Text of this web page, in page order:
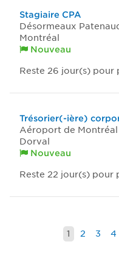
Stagiaire CPA
Désormeaux
Montréal
Nouveau
Reste 26 jour(s) pour
Trésorier(-ière)
Aéroport de Montréal
Dorval
Nouveau
Reste 22 jour(s) pour
1 2 3 4